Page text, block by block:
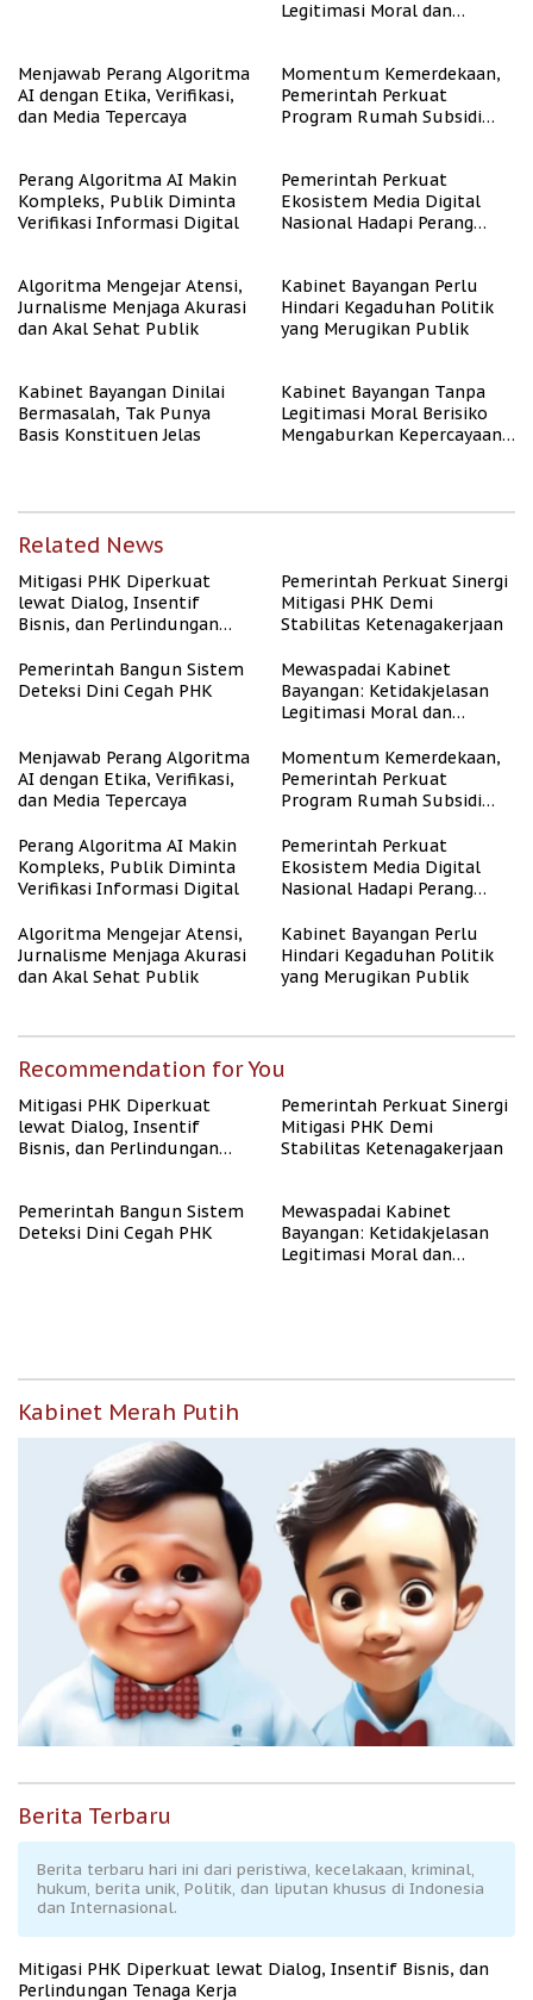
Legitimasi Moral dan
Menjawab Perang Algoritma
AI dengan Etika, Verifikasi,
dan Media Tepercaya
Momentum Kemerdekaan,
Pemerintah Perkuat
Program Rumah Subsidi
Perang Algoritma AI Makin
Kompleks, Publik Diminta
Verifikasi Informasi Digital
Pemerintah Perkuat
Ekosistem Media Digital
Nasional Hadapi Perang
Algoritma Mengejar Atensi,
Jurnalisme Menjaga Akurasi
dan Akal Sehat Publik
Kabinet Bayangan Perlu
Hindari Kegaduhan Politik
yang Merugikan Publik
Kabinet Bayangan Dinilai
Bermasalah, Tak Punya
Basis Konstituen Jelas
Kabinet Bayangan Tanpa
Legitimasi Moral Berisiko
Mengaburkan Kepercayaan
Related News
Mitigasi PHK Diperkuat
lewat Dialog, Insentif
Bisnis, dan Perlindungan
Pemerintah Perkuat Sinergi
Mitigasi PHK Demi
Stabilitas Ketenagakerjaan
Pemerintah Bangun Sistem
Deteksi Dini Cegah PHK
Mewaspadai Kabinet
Bayangan: Ketidakjelasan
Legitimasi Moral dan
Menjawab Perang Algoritma
AI dengan Etika, Verifikasi,
dan Media Tepercaya
Momentum Kemerdekaan,
Pemerintah Perkuat
Program Rumah Subsidi
Berpenghasilan Rendah
Perang Algoritma AI Makin
Kompleks, Publik Diminta
Verifikasi Informasi Digital
Pemerintah Perkuat
Ekosistem Media Digital
Nasional Hadapi Perang
Algoritma Mengejar Atensi,
Jurnalisme Menjaga Akurasi
dan Akal Sehat Publik
Kabinet Bayangan Perlu
Hindari Kegaduhan Politik
yang Merugikan Publik
Recommendation for You
Mitigasi PHK Diperkuat
lewat Dialog, Insentif
Bisnis, dan Perlindungan
Pemerintah Perkuat Sinergi
Mitigasi PHK Demi
Stabilitas Ketenagakerjaan
Pemerintah Bangun Sistem
Deteksi Dini Cegah PHK
Mewaspadai Kabinet
Bayangan: Ketidakjelasan
Legitimasi Moral dan
Kabinet Merah Putih
Berita Terbaru
Berita terbaru hari ini dari peristiwa, kecelakaan, kriminal,
hukum, berita unik, Politik, dan liputan khusus di Indonesia
dan Internasional.
Mitigasi PHK Diperkuat lewat Dialog, Insentif Bisnis, dan
Perlindungan Tenaga Kerja